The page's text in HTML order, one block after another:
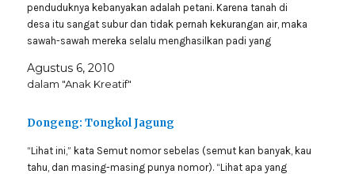
penduduknya kebanyakan adalah petani. Karena tanah di
desa itu sangat subur dan tidak pernah kekurangan air, maka
sawah-sawah mereka selalu menghasilkan padi yang
Agustus 6, 2010
dalam "Anak Kreatif"
Dongeng: Tongkol Jagung
“Lihat ini,” kata Semut nomor sebelas (semut kan banyak, kau
tahu, dan masing-masing punya nomor). “Lihat apa yang